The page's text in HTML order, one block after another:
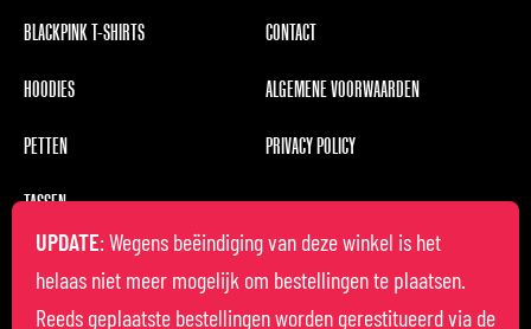
BLACKPINK T-SHIRTS
HOODIES
PETTEN
TASSEN
CONTACT
ALGEMENE VOORWAARDEN
PRIVACY POLICY
UPDATE: Wegens beëindiging van deze winkel is het
helaas niet meer mogelijk om bestellingen te plaatsen.
Reeds geplaatste bestellingen worden gerestitueerd via de